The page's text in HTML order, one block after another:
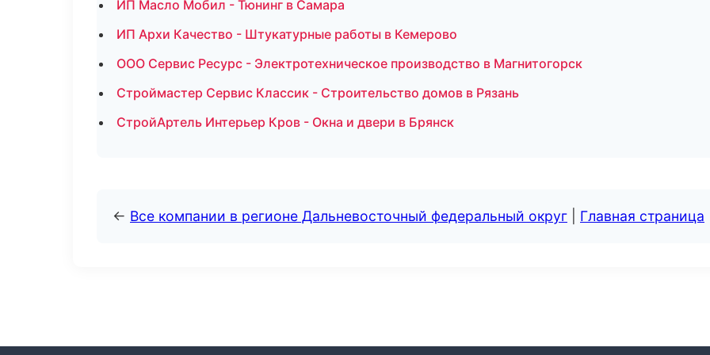
ИП Масло Мобил - Тюнинг в Самара
ИП Архи Качество - Штукатурные работы в Кемерово
ООО Сервис Ресурс - Электротехническое производство в Магнитогорск
Строймастер Сервис Классик - Строительство домов в Рязань
СтройАртель Интерьер Кров - Окна и двери в Брянск
← Все компании в регионе Дальневосточный федеральный округ Главная страница